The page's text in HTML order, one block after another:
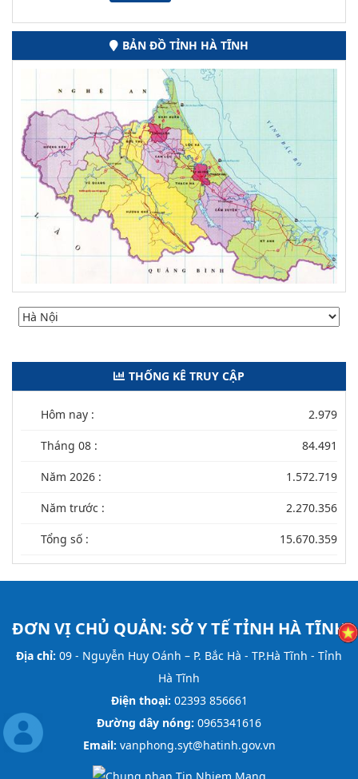
BẢN ĐỒ TỈNH HÀ TĨNH
THỐNG KÊ TRUY CẬP
Hôm nay : 2.979
Tháng 08 : 84.491
Năm 2026 : 1.572.719
Năm trước : 2.270.356
Tổng số : 15.670.359
ĐƠN VỊ CHỦ QUẢN: SỞ Y TẾ TỈNH HÀ TĨNH
Địa chỉ: 09 - Nguyễn Huy Oánh – P. Bắc Hà - TP.Hà Tĩnh - Tỉnh
Hà Tĩnh
Điện thoại: 02393 856661
Đường dây nóng: 0965341616
Email: vanphong.syt@hatinh.gov.vn